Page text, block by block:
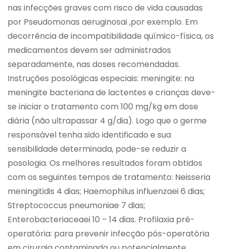
nas infecções graves com risco de vida causadas
por Pseudomonas aeruginosai ,por exemplo. Em
decorrência de incompatibilidade químico-física, os
medicamentos devem ser administrados
separadamente, nas doses recomendadas.
Instruções posológicas especiais: meningite: na
meningite bacteriana de lactentes e crianças deve-
se iniciar o tratamento com 100 mg/kg em dose
diária (não ultrapassar 4 g/dia). Logo que o germe
responsável tenha sido identificado e sua
sensibilidade determinada, pode-se reduzir a
posologia. Os melhores resultados foram obtidos
com os seguintes tempos de tratamento: Neisseria
meningitidis 4 dias; Haemophilus influenzaei 6 dias;
Streptococcus pneumoniae 7 dias;
Enterobacteriaceaei 10 – 14 dias. Profilaxia pré-
operatória: para prevenir infecção pós-operatória